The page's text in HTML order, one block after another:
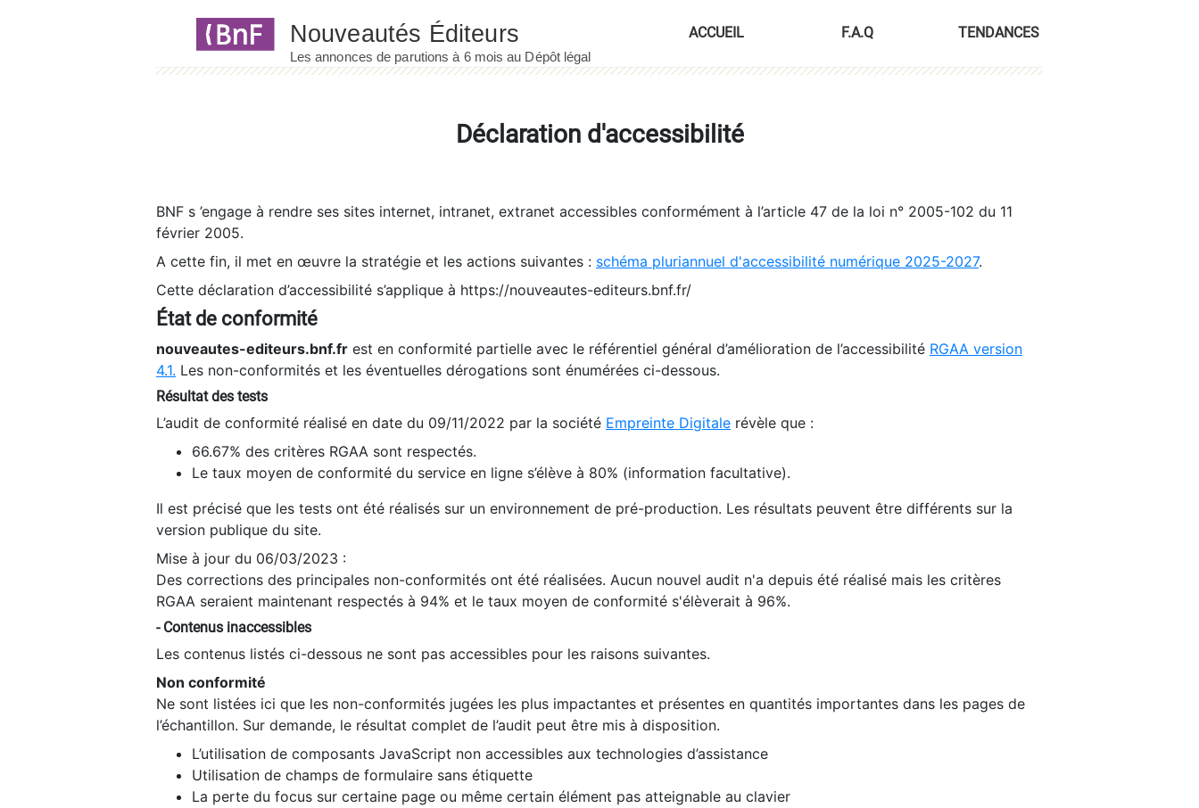
ACCUEIL F.A.Q TENDANCES
Déclaration d'accessibilité
BNF s ’engage à rendre ses sites internet, intranet, extranet accessibles conformément à l’article 47 de la loi n° 2005-102 du 11
février 2005.
A cette fin, il met en œuvre la stratégie et les actions suivantes : schéma pluriannuel d'accessibilité numérique 2025-2027.
Cette déclaration d’accessibilité s’applique à https://nouveautes-editeurs.bnf.fr/
État de conformité
nouveautes-editeurs.bnf.fr est en conformité partielle avec le référentiel général d’amélioration de l’accessibilité RGAA version
4.1. Les non-conformités et les éventuelles dérogations sont énumérées ci-dessous.
Résultat des tests
L’audit de conformité réalisé en date du 09/11/2022 par la société Empreinte Digitale révèle que :
66.67% des critères RGAA sont respectés.
Le taux moyen de conformité du service en ligne s’élève à 80% (information facultative).
Il est précisé que les tests ont été réalisés sur un environnement de pré-production. Les résultats peuvent être différents sur la
version publique du site.
Mise à jour du 06/03/2023 :
Des corrections des principales non-conformités ont été réalisées. Aucun nouvel audit n'a depuis été réalisé mais les critères
RGAA seraient maintenant respectés à 94% et le taux moyen de conformité s'élèverait à 96%.
- Contenus inaccessibles
Les contenus listés ci-dessous ne sont pas accessibles pour les raisons suivantes.
Non conformité
Ne sont listées ici que les non-conformités jugées les plus impactantes et présentes en quantités importantes dans les pages de
l’échantillon. Sur demande, le résultat complet de l’audit peut être mis à disposition.
L’utilisation de composants JavaScript non accessibles aux technologies d’assistance
Utilisation de champs de formulaire sans étiquette
La perte du focus sur certaine page ou même certain élément pas atteignable au clavier